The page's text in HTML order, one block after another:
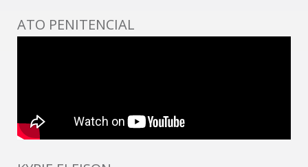
ATO PENITENCIAL